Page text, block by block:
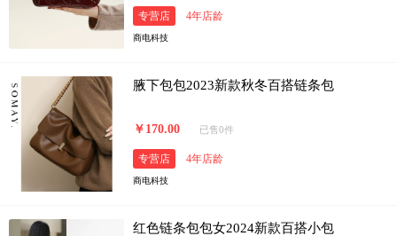
专营店 4年店龄
商电科技
腋下包包2023新款秋冬百搭链条包
￥170.00 已售0件
专营店 4年店龄
商电科技
红色链条包包女2024新款百搭小包